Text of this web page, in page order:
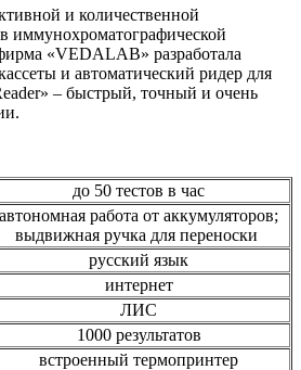
и количественной
иммунохроматографической
«VEDALAB» разработала
и автоматический ридер для
– быстрый, точный и очень
до 50 тестов в час
автономная работа от аккумуляторов;
выдвижная ручка для переноски
русский язык
интернет
ЛИС
1000 результатов
встроенный термопринтер